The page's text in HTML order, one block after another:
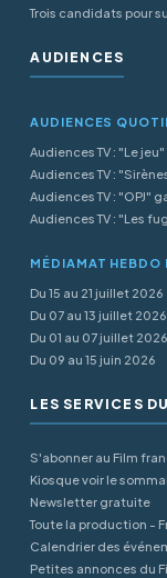
Trois candidats pour
AUDIENCES
AUDIENCES
Audiences TV : "Le jeu"
Audiences TV :
Audiences TV : "OPJ"
Audiences TV : "Les
MÉDIAMAT HEBDO
Du 15 au 21 juillet 2026
Du 07 au 13 juillet 2026
Du 01 au 07 juillet 2026
Du 09 au 15 juin 2026
LES SERVICES
S'abonner au Film
Kiosque voir le
Newsletter gratuite
Toute la production -
Calendrier des
Petites annonces du